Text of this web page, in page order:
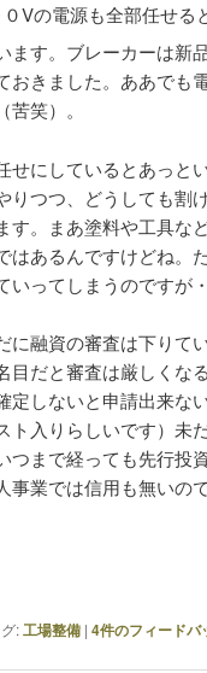
０Vの電源も全部任せる
ます。ブレーカーは新
おきました。ああでも
笑）。
せにしているとあっと
りつつ、どうしても割
す。まあ塗料や工具な
はあるんですけどね。
いってしまうのですが
に融資の審査は下りて
目だと審査は厳しくな
定しないと申請出来な
ト入りらしいです）未
つまで経っても先行投
事業では信用も無いの
:工場整備 | 4件のフィードバ